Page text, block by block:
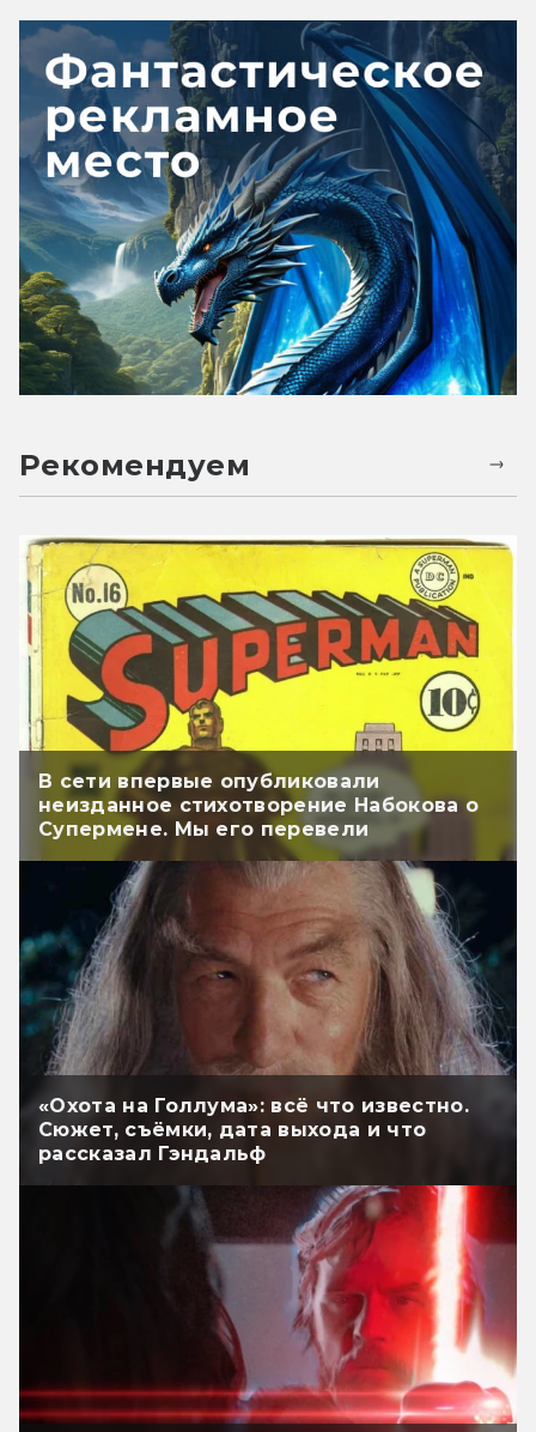
Рекомендуем
В сети впервые опубликовали
неизданное стихотворение Набокова о
Супермене. Мы его перевели
«Охота на Голлума»: всё что известно.
Сюжет, съёмки, дата выхода и что
рассказал Гэндальф